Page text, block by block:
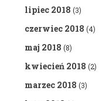
lipiec 2018 (3)
czerwiec 2018 (4)
maj 2018 (8)
kwiecień 2018 (2)
marzec 2018 (3)